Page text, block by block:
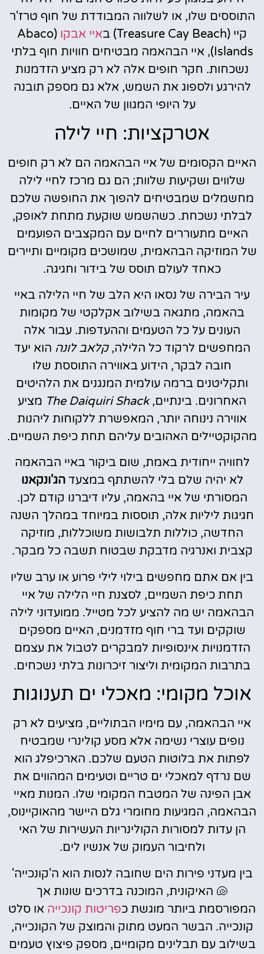
התוססים שלו, או לשלווה המבודדת של חוף טרז'ר
קיי (Treasure Cay Beach) ב
איי אבקו (Abaco
Islands), איי הבהאמה מבטיחים חוויות חוף בלתי
נשכחות. חקר חופים אלה לא רק מציע הזדמנות
להירגע ולספוג את השמש, אלא גם מספק תובנה
על היופי המגוון של האיים.
אטרקציות: חיי לילה
האיים הקסומים של איי הבהאמה הם לא רק חופים
שלווים ושקיעות שלוות; הם גם מרכז לחיי לילה
מחשמלים שמבטיחים להפוך את החופשה שלכם
לבלתי נשכחת. כשהשמש שוקעת מתחת לאופק,
האיים מתעוררים לחיים עם המקצבים הפועמים
של המוזיקה הבהאמית, שמושכים מקומיים ותיירים
כאחד לעולם תוסס של בידור וחגיגה.
עיר הבירה של נסאו היא הלב של חיי הלילה באיי
בהאמה, מתגאה בשילוב אקלקטי של מקומות
העונים על כל הטעמים וההעדפות. עבור אלה
המחפשים לרקוד כל הלילה,קלאב לונה הוא יעד
חובה לבקר, הידוע באווירה התוססת שלו
ותקליטנים ברמה עולמית המנגנים את הלהיטים
האחרונים. בינתיים,The Daiquiri Shack מציע
אווירה נינוחה יותר, המאפשרת ללקוחות ליהנות
מהקוקטיילים האהובים עליהם תחת כיפת השמיים.
לחוויה ייחודית באמת, שום ביקור באיי הבהאמה
לא יהיה שלם בלי להשתתף במצעדהג'ונקאנו
המסורתי של איי בהאמה, עליו דיברנו קודם לכן.
חגיגות ליליות אלה, תוססות במיוחד במהלך השנה
החדשה, כוללות תלבושות משוכללות, מוזיקה
קצבית ואנרגיה מדבקת שבטוח תשבה כל מבקר.
בין אם אתם מחפשים בילוי לילי פרוע או ערב שליו
תחת כיפת השמיים, לסצנת חיי הלילה של איי
הבהאמה יש מה להציע לכל מטייל. ממועדוני לילה
שוקקים ועד ברי חוף מזדמנים, האיים מספקים
הזדמנויות אינסופיות למבקרים לטבול את עצמם
בתרבות המקומית וליצור זיכרונות בלתי נשכחים.
אוכל מקומי: מאכלי ים תענוגות
איי הבהאמה, עם מימיו הבתוליים, מציעים לא רק
נופים עוצרי נשימה אלא מסע קולינרי שמבטיח
לפתות את בלוטות הטעם שלכם. הארכיפלג הוא
שם נרדף למאכלי ים טריים וטעימים המהווים את
אבן הפינה של המטבח המקומי שלו. המנות מאיי
הבהאמה, המגיעות מחומרי גלם היישר מהאוקיינוס,
הן עדות למסורות הקולינריות העשירות של האי
ולחיבור העמוק של אנשיו לים.
בין מעדני פירות הים שחובה לנסות הוא ה'קונכייה'
🐚 האיקונית, המוכנה בדרכים שונות אך
המפורסמת ביותר מוגשת כפריטות קונכייה או סלט
קונכייה. הבשר המעט מתוק והמוצק של הקונכייה,
בשילוב עם תבלינים מקומיים, מספק פיצוץ טעמים